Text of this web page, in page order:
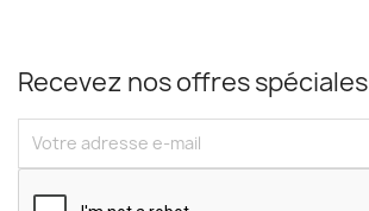
Recevez nos offres spéciales